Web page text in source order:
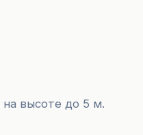
высоте до 5 м.